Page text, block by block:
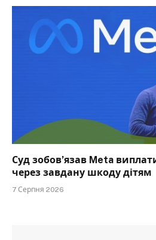
Суд зобов’язав Meta
через завдану шкоду дітям
7 Серпня 2026